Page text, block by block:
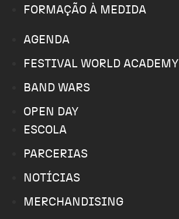
FORMAÇÃO À MEDIDA
AGENDA
FESTIVAL WORLD ACADEMY
BAND WARS
OPEN DAY
ESCOLA
PARCERIAS
NOTÍCIAS
MERCHANDISING